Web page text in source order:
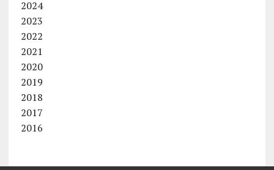
2024
2023
2022
2021
2020
2019
2018
2017
2016